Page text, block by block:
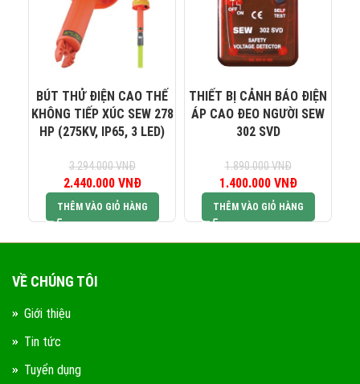
BÚT THỬ ĐIỆN CAO THẾ
KHÔNG TIẾP XÚC SEW 278
HP (275KV, IP65, 3 LED)
3.294.000VNĐ
Giá gốc là:
3.294.000 VNĐ.
2.440.000 VNĐ
2.440.000 VNĐ.
THÊM VÀO GIỎ HÀNG
THIẾT BỊ CẢNH BÁO ĐIỆN
ÁP CAO ĐEO NGƯỜI SEW
302 SVD
1.890.000VNĐ
Giá gốc là:
1.890.000 VNĐ.
1.400.000 VNĐ
1.400.000
THÊM VÀO GIỎ HÀNG
VỀ CHÚNG TÔI
Giới thiệu
Tin tức
Tuyển dụng